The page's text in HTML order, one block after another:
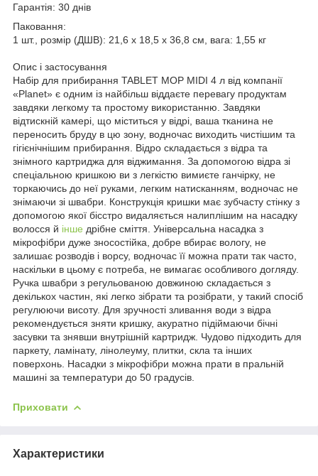
Гарантія: 30 днів
Паковання:
1 шт., розмір (ДШВ): 21,6 х 18,5 х 36,8 см, вага: 1,55 кг
Опис і застосування
Набір для прибирання TABLET MOP MIDI 4 л від компанії
«Planet» є одним із найбільш віддаєте перевагу продуктам
завдяки легкому та простому використанню. Завдяки
відтискній камері, що міститься у відрі, ваша тканина не
переносить бруду в цю зону, водночас виходить чистішим та
гігієнічнішим прибирання. Відро складається з відра та
знімного картриджа для віджимання. За допомогою відра зі
спеціальною кришкою ви з легкістю вимиєте ганчірку, не
торкаючись до неї руками, легким натисканням, водночас не
знімаючи зі швабри. Конструкція кришки має зубчасту стінку з
допомогою якої бісстро видаляється налиплішим на насадку
волосся й інше дрібне сміття. Універсальна насадка з
мікрофібри дуже зносостійка, добре вбирає вологу, не
залишає розводів і ворсу, водночас її можна прати так часто,
наскільки в цьому є потреба, не вимагає особливого догляду.
Ручка швабри з регульованою довжиною складається з
декількох частин, які легко зібрати та розібрати, у такий спосіб
регулюючи висоту. Для зручності зливання води з відра
рекомендується зняти кришку, акуратно підіймаючи бічні
засувки та знявши внутрішній картридж. Чудово підходить для
паркету, ламінату, лінолеуму, плитки, скла та інших
поверхонь. Насадки з мікрофібри можна прати в пральній
машині за температури до 50 градусів.
Приховати
Характеристики